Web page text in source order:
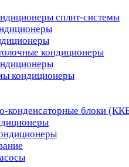
сплит-системы
кондиционеры
кондиционеры
конденсаторные блоки